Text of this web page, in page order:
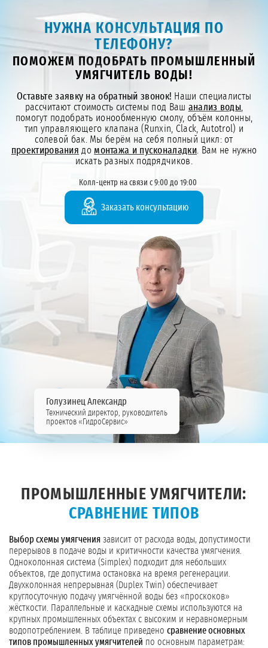
НУЖНА КОНСУЛЬТАЦИЯ ПО
ТЕЛЕФОНУ?
ПОМОЖЕМ ПОДОБРАТЬ ПРОМЫШЛЕННЫЙ
УМЯГЧИТЕЛЬ ВОДЫ!
Оставьте заявку на обратный звонок! Наши специалисты
рассчитают стоимость системы под Ваш анализ воды
помогут подобрать ионообменную смолу, объём колонны,
тип управляющего клапана (Runxin, Clack, Autotrol) и
солевой бак. Мы берём на себя полный цикл: от
проектирования до монтажа и пусконаладки. Вам не нужно
искать разных подрядчиков.
Колл-центр на связи с 9:00 до 19:00
Заказать консультацию
Голузинец Александр
Технический директор, руководитель
проектов «ГидроСервис»
ПРОМЫШЛЕННЫЕ УМЯГЧИТЕЛИ:
СРАВНЕНИЕ ТИПОВ
Выбор схемы умягчения зависит от расхода воды, допустимости
перерывов в подаче воды и критичности качества умягчения.
Одноколонная система (Simplex) подходит для небольших
объектов, где допустима остановка на время регенерации.
Двухколонная непрерывная (Duplex Twin) обеспечивает
круглосуточную подачу умягчённой воды без «проскоков»
жёсткости. Параллельные и каскадные схемы используются на
крупных промышленных объектах с высоким и неравномерным
водопотреблением. В таблице приведено сравнение основных
типов промышленных умягчителей по основным параметрам: